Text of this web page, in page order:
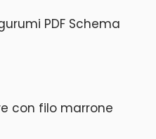
con filo marrone